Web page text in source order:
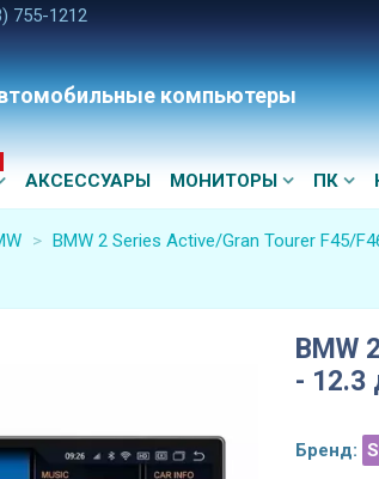
755-1212
компьютеры
АКСЕССУАРЫ МОНИТОРЫ ПК
> BMW 2 Series Active/Gran Tourer F45/
BMW
-
Бренд: